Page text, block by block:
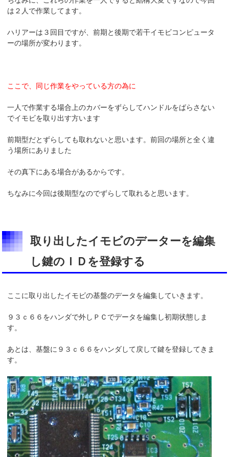
は２人で作業してます。
ハリアーは３回目ですが、前期と後期で若干イモビコンピュータ
ーの場所が変わります。
ここで、同じ作業をやっている方の為に
一人で作業する場合上のカバーをずらしてハンドルをばらさない
でイモビを取り出す方います
前期型だとずらしても取れないと思います。前回の場所と全く違
う場所にありました
その真下にある場合があるからです。
ちなみに今回は後期型なのでずらして取れると思います。
取り出したイモビのデーターを編集
し鍵のＩＤを登録する
ここに取り出したイモビの基盤のデータを編集していきます。
９３ｃ６６をハンダで外しＰＣでデータを編集し初期状態しま
す。
あとは、基盤に９３ｃ６６をハンダして戻して鍵を登録してきま
す。